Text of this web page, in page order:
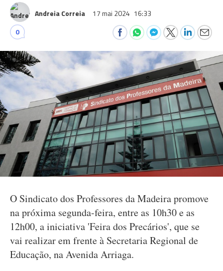
Andreia Correia 17 mai 2024 16:33
0
O Sindicato dos Professores da Madeira promove
na próxima segunda-feira, entre as 10h30 e as
12h00, a iniciativa 'Feira dos Precários', que se
vai realizar em frente à Secretaria Regional de
Educação, na Avenida Arriaga.